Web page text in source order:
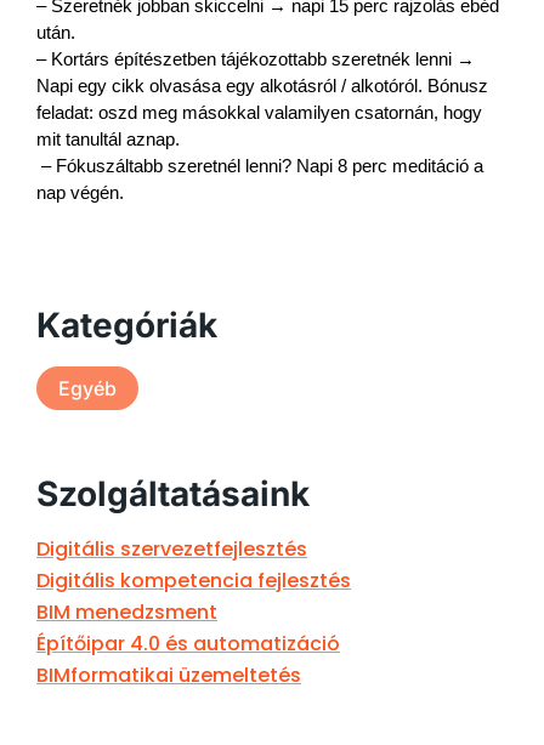
– Szeretnék jobban skiccelni → napi 15 perc rajzolás ebéd
– Kortárs építészetben tájékozottabb szeretnék lenni →
Napi egy cikk olvasása egy alkotásról / alkotóról. Bónusz
feladat: oszd meg másokkal valamilyen csatornán, hogy
mit tanultál aznap.
– Fókuszáltabb szeretnél lenni? Napi 8 perc meditáció a
nap végén.
Kategóriák
Egyéb
Szolgáltatásaink
Digitális szervezetfejlesztés
Digitális kompetencia fejlesztés
BIM menedzsment
Építőipar 4.0 és automatizáció
BIMformatikai üzemeltetés